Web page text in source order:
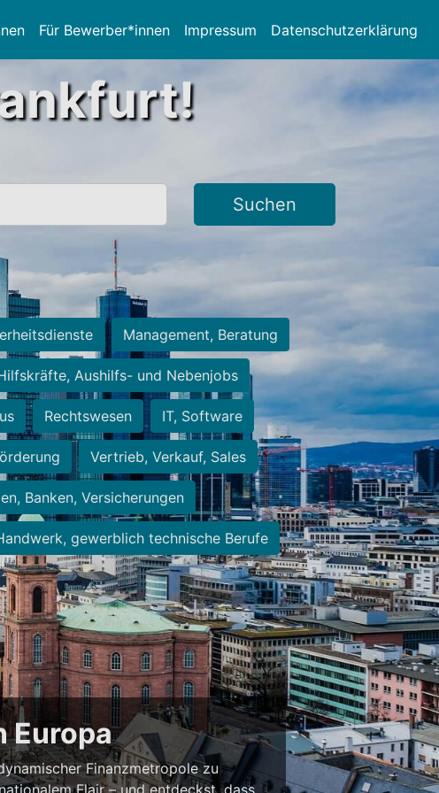
Für Bewerber*innen Impressum Datenschutzerklärung
Suchen
Management, Beratung
Aushilfs- und Nebenjobs
Rechtswesen IT, Software
Vertrieb, Verkauf, Sales
Banken, Versicherungen
gewerblich technische Berufe
Europa
Finanzmetropole zu